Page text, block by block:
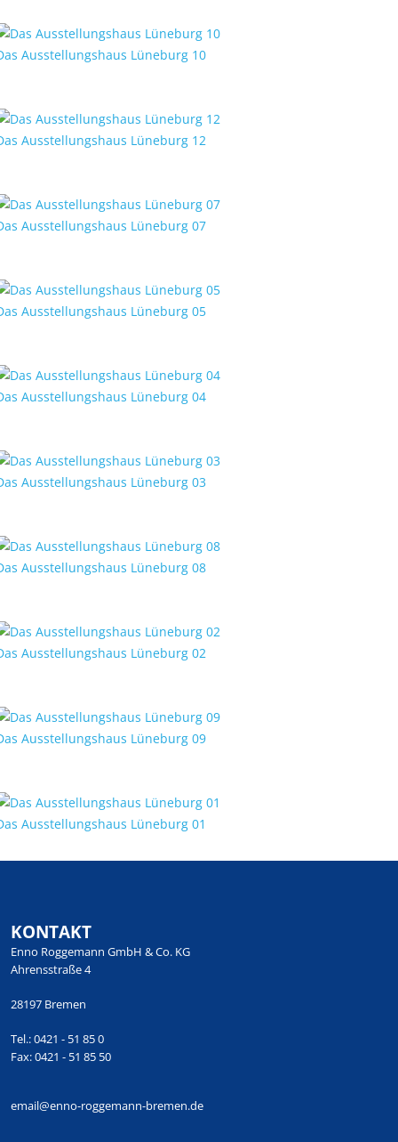
Ausstellungshaus Lüneburg 10
Ausstellungshaus Lüneburg 12
Ausstellungshaus Lüneburg 07
Ausstellungshaus Lüneburg 05
Ausstellungshaus Lüneburg 04
Ausstellungshaus Lüneburg 03
Ausstellungshaus Lüneburg 08
Ausstellungshaus Lüneburg 02
Ausstellungshaus Lüneburg 09
Ausstellungshaus Lüneburg 01
KONTAKT
Enno Roggemann GmbH & Co. KG
Ahrensstraße 4
28197 Bremen
Tel.: 0421 - 51 85 0
Fax: 0421 - 51 85 50
email@enno-roggemann-bremen.de